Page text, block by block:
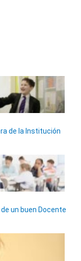
de la Institución
un buen Docente